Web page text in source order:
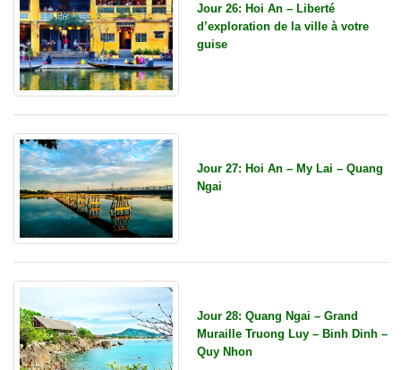
Jour 26: Hoi An – Liberté
d’exploration de la ville à votre
guise
Jour 27: Hoi An – My Lai – Quang
Ngai
Jour 28: Quang Ngai – Grand
Muraille Truong Luy – Binh Dinh –
Quy Nhon